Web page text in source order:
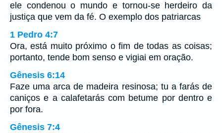
ele condenou o mundo e tornou-se herdeiro da
justiça que vem da fé. O exemplo dos patriarcas
1 Pedro 4:7
Ora, está muito próximo o fim de todas as coisas;
portanto, tende bom senso e vigiai em oração.
Gênesis 6:14
Faze uma arca de madeira resinosa; tu a farás de
caniços e a calafetarás com betume por dentro e
por fora.
Gênesis 7:4